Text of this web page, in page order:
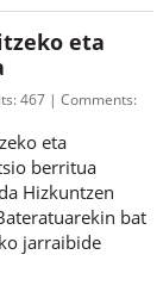
eta
467
Comments:
eta
berritua
Hizkuntzen
bat
jarraibide